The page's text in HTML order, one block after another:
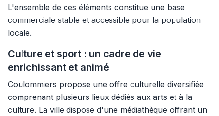
L'ensemble de ces éléments constitue une base
commerciale stable et accessible pour la population
locale.
Culture et sport : un cadre de vie
enrichissant et animé
Coulommiers propose une offre culturelle diversifiée
comprenant plusieurs lieux dédiés aux arts et à la
culture. La ville dispose d'une médiathèque offrant un